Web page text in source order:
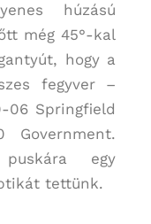
húzású
még 45°-kal
hogy a
fegyver –
06 Springfield
egy
tettünk.